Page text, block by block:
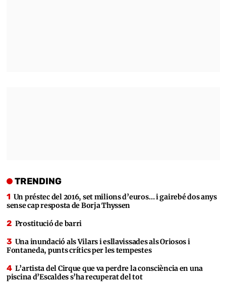
TRENDING
Un préstec del 2016, set milions d’euros… i gairebé dos anys
sense cap resposta de Borja Thyssen
Prostitució de barri
Una inundació als Vilars i esllavissades als Oriosos i
Fontaneda, punts crítics per les tempestes
L’artista del Cirque que va perdre la consciència en una
piscina d’Escaldes s’ha recuperat del tot